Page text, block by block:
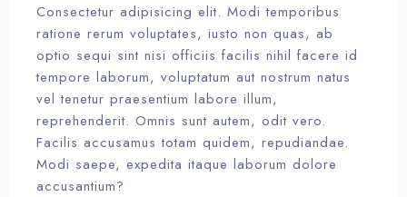
Consectetur adipisicing elit. Modi temporibus
ratione rerum voluptates, iusto non quas, ab
optio sequi sint nisi officiis facilis nihil facere id
tempore laborum, voluptatum aut nostrum natus
vel tenetur praesentium labore illum,
reprehenderit. Omnis sunt autem, odit vero.
Facilis accusamus totam quidem, repudiandae.
Modi saepe, expedita itaque laborum dolore
accusantium?